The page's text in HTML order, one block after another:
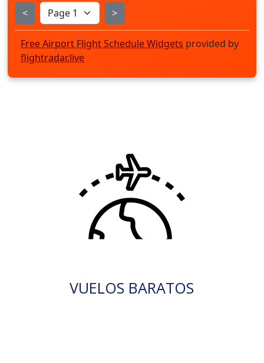
< >
Free Airport Flight Schedule Widgets provided by
flightradar.live
VUELOS BARATOS